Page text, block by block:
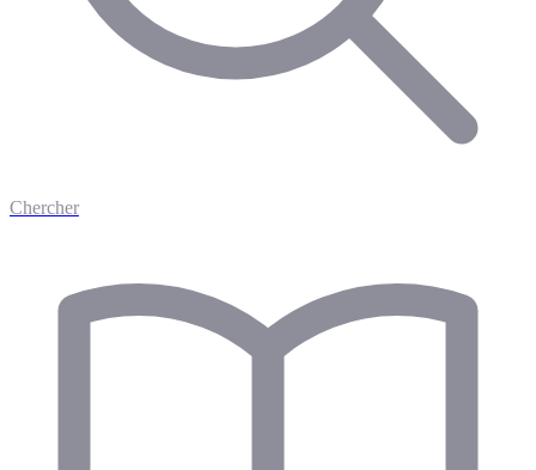
Chercher